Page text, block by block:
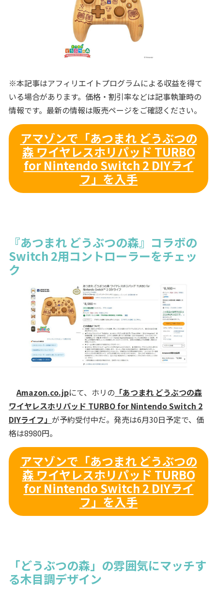
※本記事はアフィリエイトプログラムによる収益を得て
いる場合があります。価格・割引率などは記事執筆時の
情報です。最新の情報は販売ページをご確認ください。
アマゾンで「あつまれ どうぶつの
森 ワイヤレスホリパッド TURBO
for Nintendo Switch 2 DIYライ
フ」を入手
『あつまれ どうぶつの森』コラボの
Switch 2用コントローラーをチェッ
ク
Amazon.co.jpにて、ホリの 「あつまれ どうぶつの森
ワイヤレスホリパッド TURBO for Nintendo Switch 2
DIYライフ」 が予約受付中だ。発売は6月30日予定で、価
格は8980円。
アマゾンで「あつまれ どうぶつの
森 ワイヤレスホリパッド TURBO
for Nintendo Switch 2 DIYライ
フ」を入手
「どうぶつの森」の雰囲気にマッチす
る木目調デザイン